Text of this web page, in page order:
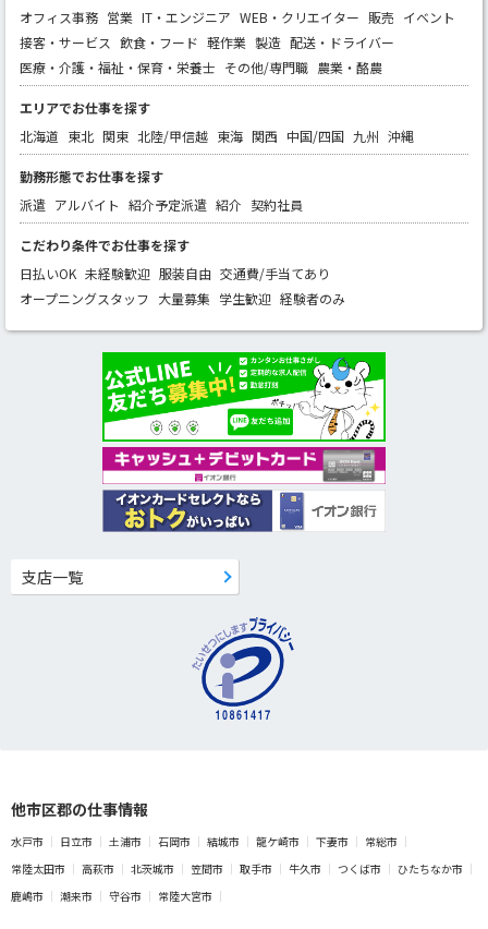
オフィス事務 営業 IT・エンジニア WEB・クリエイター 販売 イベント
接客・サービス 飲食・フード 軽作業 製造 配送・ドライバー
医療・介護・福祉・保育・栄養士 その他/専門職 農業・酪農
エリアでお仕事を探す
北海道 東北 関東 北陸/甲信越 東海 関西 中国/四国 九州 沖縄
勤務形態でお仕事を探す
派遣 アルバイト 紹介予定派遣 紹介 契約社員
こだわり条件でお仕事を探す
日払いOK 未経験歓迎 服装自由 交通費/手当てあり
オープニングスタッフ 大量募集 学生歓迎 経験者のみ
支店一覧
他市区郡の仕事情報
水戸市 日立市 土浦市 石岡市 結城市 龍ケ崎市 下妻市
常総市
常陸太田市
高萩市 北茨城市 笠間市 取手市 牛久市 つくば市
ひたちなか市
鹿嶋市
潮来市 守谷市 常陸大宮市